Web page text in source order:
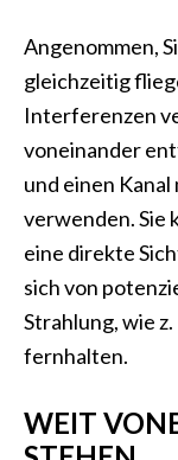
Angenommen,
gleichzeitig
Interferenzen
voneinander
und einen
verwenden. Sie
eine direkte
sich von
Strahlung, wie
fernhalten.
WEIT